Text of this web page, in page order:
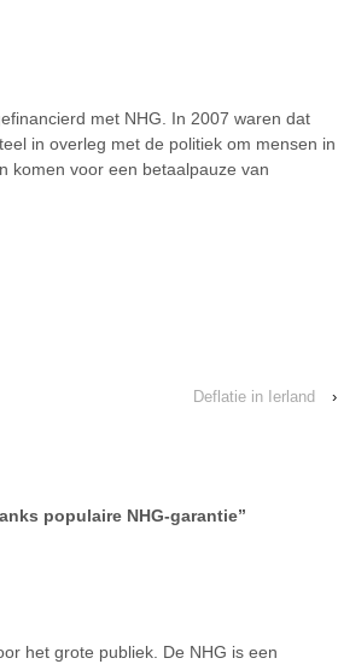
met NHG. In 2007 waren dat
in overleg met de politiek om mensen in
komen voor een betaalpauze van
Deflatie in Ierland ›
populaire NHG-garantie”
het grote publiek. De NHG is een